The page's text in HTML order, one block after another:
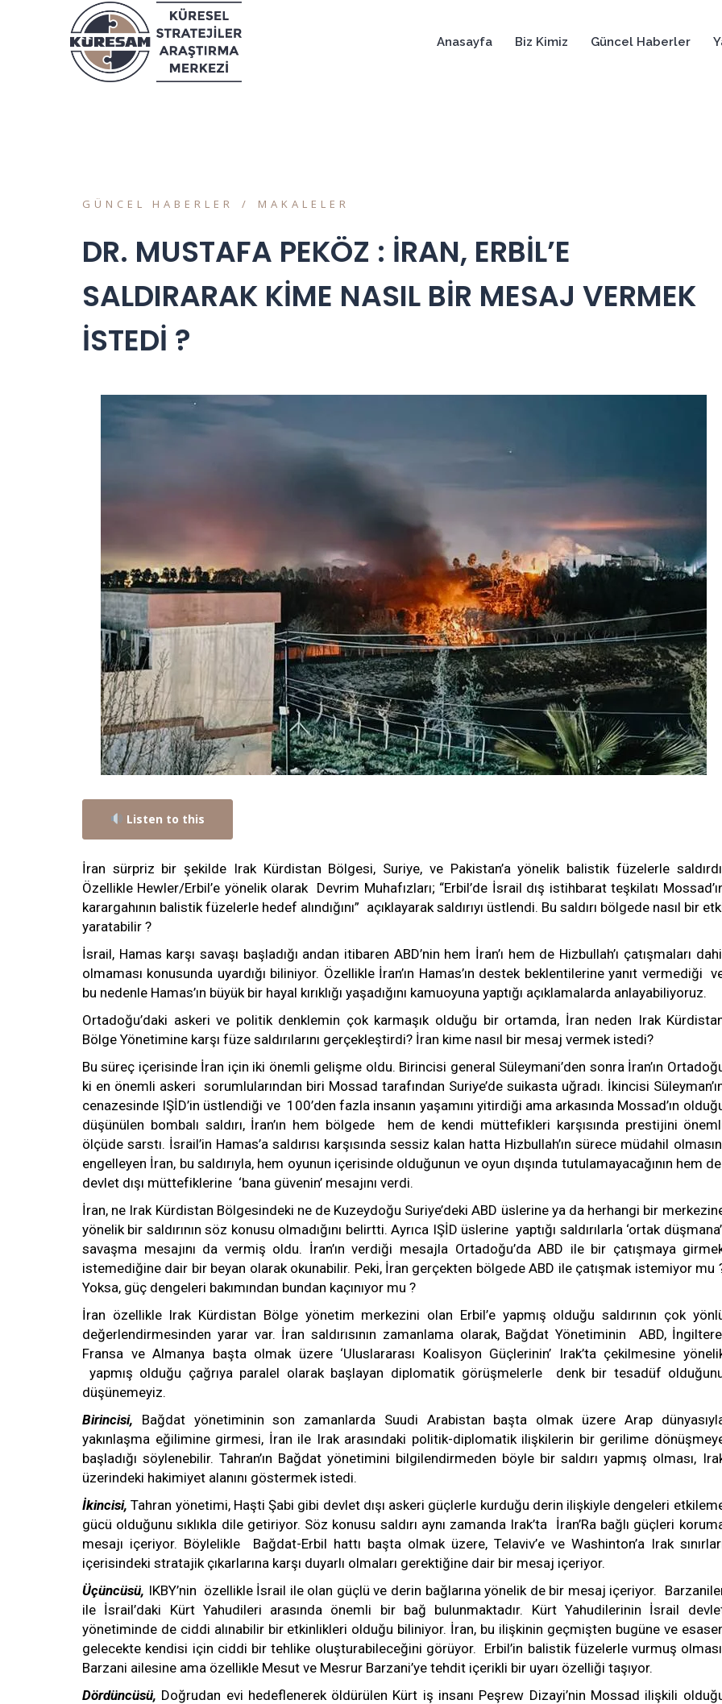
Anasayfa Biz Kimiz Güncel Haberler
GÜNCEL HABERLER MAKALELER
DR. MUSTAFA PEKÖZ : İRAN, ERBİL’E
SALDIRARAK KİME NASIL BİR MESAJ VERMEK
İSTEDİ ?
Listen to this
İran sürpriz bir şekilde Irak Kürdistan Bölgesi, Suriye, ve Pakistan’a yönelik balistik füzelerle
Özellikle Hewler/Erbil’e yönelik olarak Devrim Muhafızları; “Erbil’de İsrail dış istihbarat teşkilatı
karargahının balistik füzelerle hedef alındığını” açıklayarak saldırıyı üstlendi. Bu saldırı bölgede nasıl bir
yaratabilir ?
İsrail, Hamas karşı savaşı başladığı andan itibaren ABD’nin hem İran’ı hem de Hizbullah’ı çatışmaları
olmaması konusunda uyardığı biliniyor. Özellikle İran’ın Hamas’ın destek beklentilerine yanıt vermediği
bu nedenle Hamas’ın büyük bir hayal kırıklığı yaşadığını kamuoyuna yaptığı açıklamalarda anlayabiliyoruz.
Ortadoğu’daki askeri ve politik denklemin çok karmaşık olduğu bir ortamda, İran neden Irak
Bölge Yönetimine karşı füze saldırılarını gerçekleştirdi? İran kime nasıl bir mesaj vermek istedi?
Bu süreç içerisinde İran için iki önemli gelişme oldu. Birincisi general Süleymani’den sonra İran’ın
ki en önemli askeri sorumlularından biri Mossad tarafından Suriye’de suikasta uğradı. İkincisi
cenazesinde IŞİD’in üstlendiği ve 100’den fazla insanın yaşamını yitirdiği ama arkasında Mossad’ın
düşünülen bombalı saldırı, İran’ın hem bölgede hem de kendi müttefikleri karşısında prestijini
ölçüde sarstı. İsrail’in Hamas’a saldırısı karşısında sessiz kalan hatta Hizbullah’ın sürece müdahil
engelleyen İran, bu saldırıyla, hem oyunun içerisinde olduğunun ve oyun dışında tutulamayacağının hem de
devlet dışı müttefiklerine ‘bana güvenin’ mesajını verdi.
İran, ne Irak Kürdistan Bölgesindeki ne de Kuzeydoğu Suriye’deki ABD üslerine ya da herhangi bir
yönelik bir saldırının söz konusu olmadığını belirtti. Ayrıca IŞİD üslerine yaptığı saldırılarla ‘ortak düşmana’
savaşma mesajını da vermiş oldu. İran’ın verdiği mesajla Ortadoğu’da ABD ile bir çatışmaya
istemediğine dair bir beyan olarak okunabilir. Peki, İran gerçekten bölgede ABD ile çatışmak istemiyor mu
Yoksa, güç dengeleri bakımından bundan kaçınıyor mu ?
İran özellikle Irak Kürdistan Bölge yönetim merkezini olan Erbil’e yapmış olduğu saldırının çok
değerlendirmesinden yarar var. İran saldırısının zamanlama olarak, Bağdat Yönetiminin ABD,
Fransa ve Almanya başta olmak üzere ‘Uluslararası Koalisyon Güçlerinin’ Irak’ta çekilmesine
yapmış olduğu çağrıya paralel olarak başlayan diplomatik görüşmelerle denk bir tesadüf
düşünemeyiz.
Birincisi, Bağdat yönetiminin son zamanlarda Suudi Arabistan başta olmak üzere Arap
yakınlaşma eğilimine girmesi, İran ile Irak arasındaki politik-diplomatik ilişkilerin bir gerilime
başladığı söylenebilir. Tahran’ın Bağdat yönetimini bilgilendirmeden böyle bir saldırı yapmış olması,
üzerindeki hakimiyet alanını göstermek istedi.
İkincisi, Tahran yönetimi, Haşti Şabi gibi devlet dışı askeri güçlerle kurduğu derin ilişkiyle dengeleri
gücü olduğunu sıklıkla dile getiriyor. Söz konusu saldırı aynı zamanda Irak’ta İran’Ra bağlı güçleri
mesajı içeriyor. Böylelikle Bağdat-Erbil hattı başta olmak üzere, Telaviv’e ve Washinton’a Irak
içerisindeki stratajik çıkarlarına karşı duyarlı olmaları gerektiğine dair bir mesaj içeriyor.
Üçüncüsü, IKBY’nin özellikle İsrail ile olan güçlü ve derin bağlarına yönelik de bir mesaj içeriyor.
ile İsrail’daki Kürt Yahudileri arasında önemli bir bağ bulunmaktadır. Kürt Yahudilerinin İsrail
yönetiminde de ciddi alınabilir bir etkinlikleri olduğu biliniyor. İran, bu ilişkinin geçmişten bugüne ve
gelecekte kendisi için ciddi bir tehlike oluşturabileceğini görüyor. Erbil’in balistik füzelerle vurmuş
Barzani ailesine ama özellikle Mesut ve Mesrur Barzani’ye tehdit içerikli bir uyarı özelliği taşıyor.
Dördüncüsü, Doğrudan evi hedeflenerek öldürülen Kürt iş insanı Peşrew Dizayi’nin Mossad ilişkili